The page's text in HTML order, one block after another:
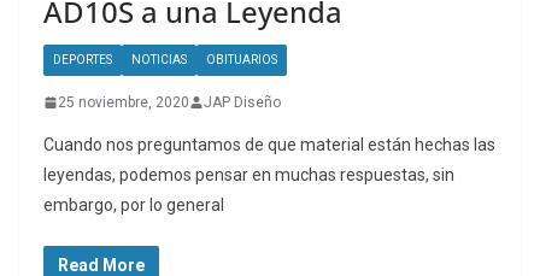
AD10S a una Leyenda
DEPORTES NOTICIAS OBITUARIOS
25 noviembre, 2020 JAP Diseño
Cuando nos preguntamos de que material están hechas las
leyendas, podemos pensar en muchas respuestas, sin
embargo, por lo general
Read More